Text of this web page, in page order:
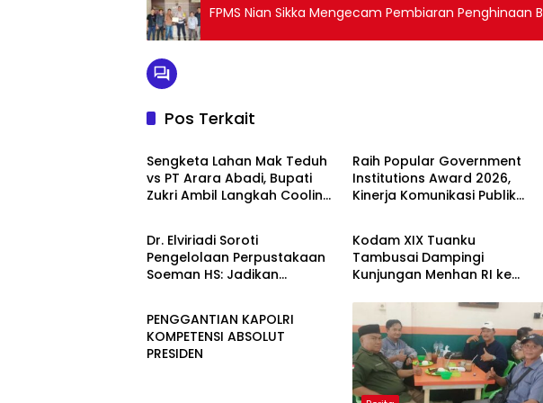
FPMS Nian Sikka Mengecam Pembiaran Penghinaan
Pos Terkait
Berita
Sengketa Lahan Mak Teduh
vs PT Arara Abadi, Bupati
Zukri Ambil Langkah Cooling
Raih Popular Government
Institutions Award 2026,
Kinerja Komunikasi Publik
Berita
Dr. Elviriadi Soroti
Pengelolaan Perpustakaan
Soeman HS: Jadikan
Intelektual
Berita
Kodam XIX Tuanku
Tambusai Dampingi
Kunjungan Menhan RI ke
Perkuat Pembangunan
Satuan
Berita
PENGGANTIAN KAPOLRI
KOMPETENSI ABSOLUT
PRESIDEN